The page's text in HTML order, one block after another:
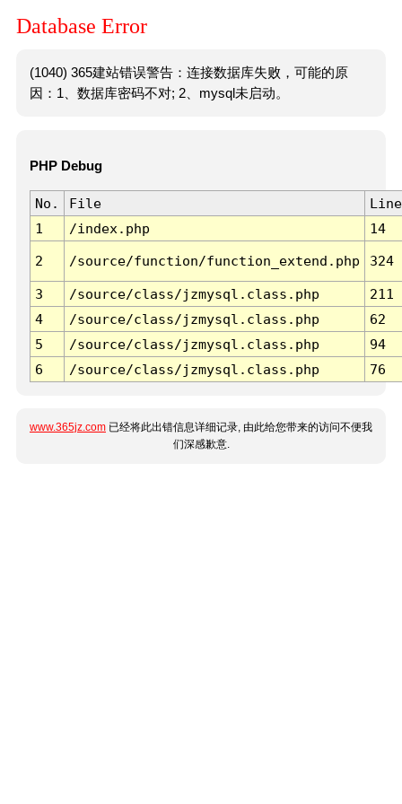
Database Error
(1040) 365建站错误警告：连接数据库失败，可能的原
因：1、数据库密码不对; 2、mysql未启动。
PHP Debug
No. File
Line
1
/index.php 14
2 /source/function/function_extend.php 324
3 /source/class/jzmysql.class.php
211
4
/source/class/jzmysql.class.php
62
5
/source/class/jzmysql.class.php
94
6
/source/class/jzmysql.class.php 76
www.365jz.com 已经将此出错信息详细记录, 由此给您带来的访问不便我
们深感歉意.